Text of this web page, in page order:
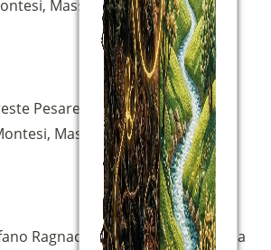
Massimo Roscini, Stefano
Pesare (başkan) Corrado Di
Massimo Roscini, Paolo
Ragnacci (moderatör), Susanna